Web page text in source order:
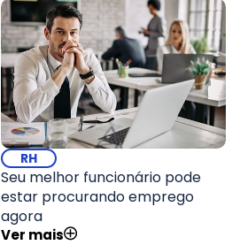
RH
Seu melhor funcionário pode
estar procurando emprego
agora
Ver mais